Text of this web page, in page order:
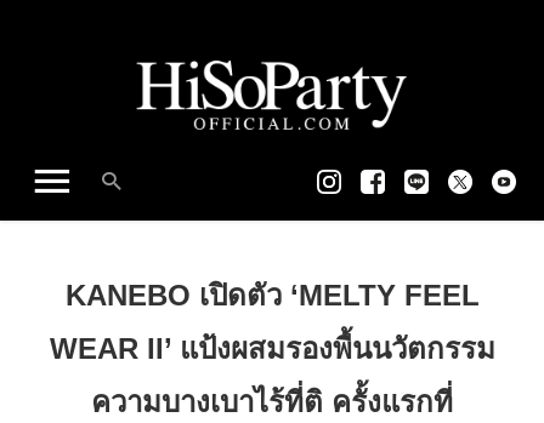
KANEBO เปิดตัว ‘MELTY FEEL
WEAR II’ แป้งผสมรองพื้นนวัตกรรม
ความบางเบาไร้ที่ติ ครั้งแรกที่